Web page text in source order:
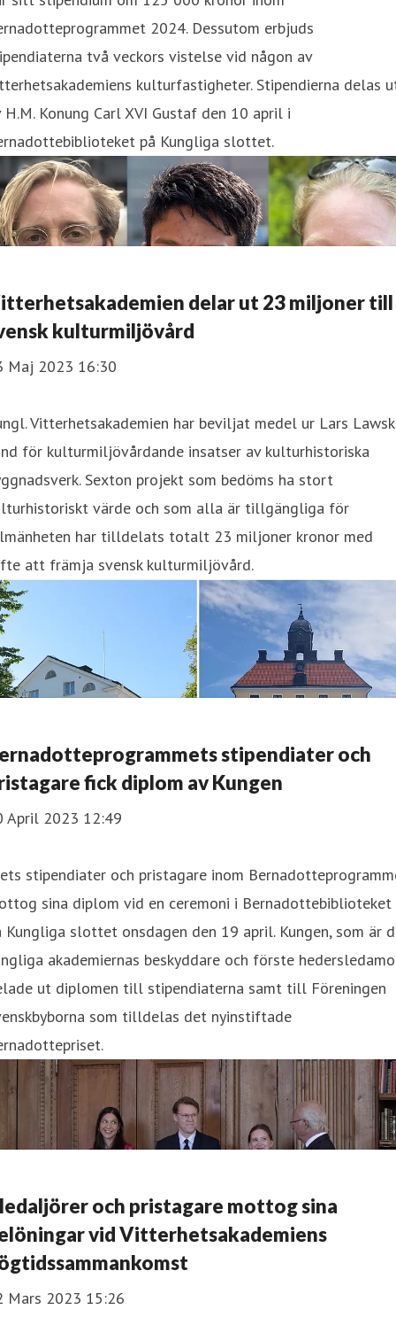
2024. Dessutom erbjuds
två veckors vistelse vid någon av
kulturfastigheter. Stipendierna delas
H.M. Konung Carl XVI Gustaf den 10 april i
på Kungliga slottet.
delar ut 23 miljoner till
kulturmiljövård
Maj 2023 16:30
Vitterhetsakademien har beviljat medel ur Lars
för kulturmiljövårdande insatser av kulturhistoriska
Sexton projekt som bedöms ha stort
värde och som alla är tillgängliga för
har tilldelats totalt 23 miljoner kronor med
att främja svensk kulturmiljövård.
stipendiater och
fick diplom av Kungen
April 2023 12:49
stipendiater och pristagare inom
sina diplom vid en ceremoni i Bernadottebiblioteket
Kungliga slottet onsdagen den 19 april. Kungen, som är
akademiernas beskyddare och förste
ut diplomen till stipendiaterna samt till Föreningen
som tilldelas det nyinstiftade
och pristagare mottog sina
vid Vitterhetsakademiens
Mars 2023 15:26